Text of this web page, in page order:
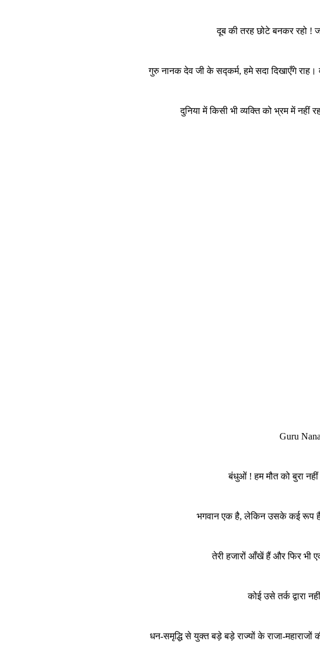
दूब की तरह छोटे बनकर रहो !
गुरु नानक देव जी के सद्कर्म, हमे सदा दिखाएँगे
दुनिया में किसी भी व्यक्ति को भ्रम में
Guru
बंधुओं ! हम मौत को बुरा
भगवान एक है, लेकिन उसके कई रूप
तेरी हजारों आँखें हैं और फिर भी
कोई उसे तर्क द्वारा
धन-समृद्धि से युक्त बड़े बड़े राज्यों के राजा-